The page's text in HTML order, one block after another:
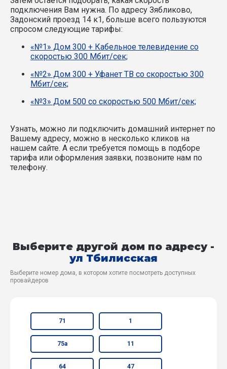
подключения Вам нужна. По адресу Зябликово,
Задонский проезд 14 к1, больше всего пользуются
спросом следующие тарифы:
«№1» Дом 300 + Кабельное телевидение со
скоростью 300 Мбит/сек;
«№2» Дом 300 + Уфанет ТВ со скоростью 300
Мбит/сек;
«№3» Дом 500 со скоростью 500 Мбит/сек;
Узнать, можно ли подключить домашний интернет по
Вашему адресу, можно в несколько кликов на
нашем сайте. А если требуется помощь в подборе
тарифа или оформления заявки, позвоните нам по
телефону.
Выберите другой дом по адресу -
ул Тбилисская
Выберите номер дома, в котором хотите посмотреть доступных
провайдеров
71 1
75а 11
64 47